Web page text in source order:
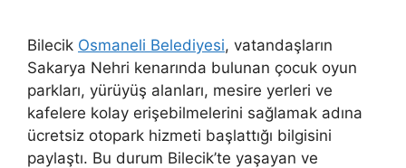
Bilecik Osmaneli Belediyesi, vatandaşların
Sakarya Nehri kenarında bulunan çocuk oyun
parkları, yürüyüş alanları, mesire yerleri ve
kafelere kolay erişebilmelerini sağlamak adına
ücretsiz otopark hizmeti başlattığı bilgisini
paylaştı. Bu durum Bilecik’te yaşayan ve